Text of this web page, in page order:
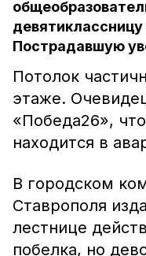
Пострадавшую
Потолок
этаже.
«Победа26»,
находится в
В городском
Ставрополя
лестнице
побелка, но